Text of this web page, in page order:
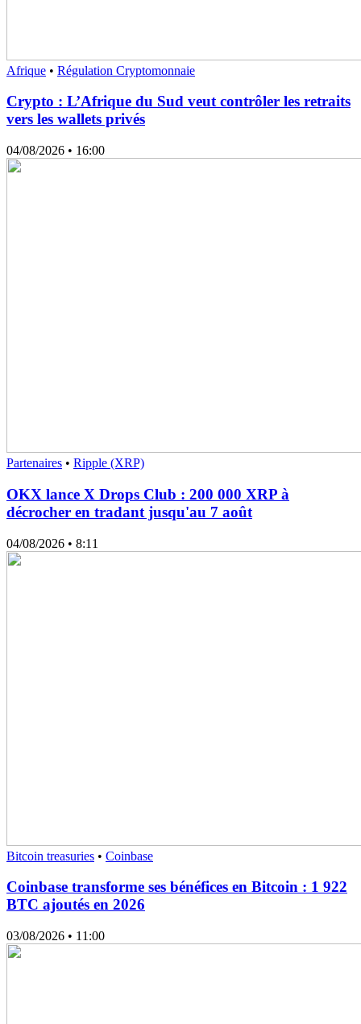
Afrique • Régulation Cryptomonnaie
Crypto : L’Afrique du Sud veut contrôler les retraits
vers les wallets privés
04/08/2026 • 16:00
Partenaires • Ripple (XRP)
OKX lance X Drops Club : 200 000 XRP à
décrocher en tradant jusqu'au 7 août
04/08/2026 • 8:11
Bitcoin treasuries • Coinbase
Coinbase transforme ses bénéfices en Bitcoin : 1 922
BTC ajoutés en 2026
03/08/2026 • 11:00